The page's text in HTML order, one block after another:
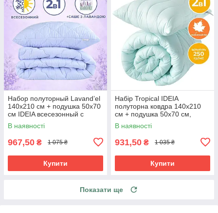
Набор полуторный Lavand’el
140х210 см + подушка 50х70
см IDEIA всесезонный с
ароматным саше лаванды,
гипоаллергенный
В наявності
967,50 ₴ 1 075 ₴
Купити
Набір Tropical IDEIA
полуторна ковдра 140х210
см + подушка 50х70 см,
антиалергенний,
всесезонний м'ята
В наявності
931,50 ₴ 1 035 ₴
Купити
Показати ще